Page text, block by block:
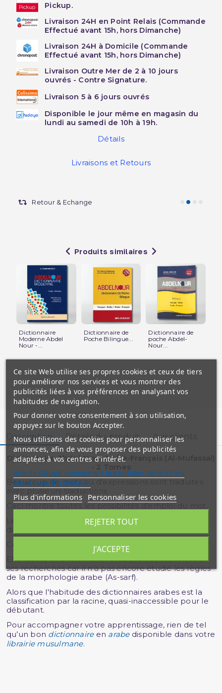
Pickup.
Livraison 24H en Point Relais (Commande
Effectué avant 15h, hors Dimanche)
Livraison 24H à Domicile (Commande
Effectué avant 15h, hors Dimanche)
Livraison Outre Mer de 2 à 10 jours
ouvrés - Contre Signature.
Livraison 5 à 6 jours ouvrés
Disponible le jour même en magasin du
lundi au samedi de 10h à 19h.
Détails
Livraisons et Retours
Retour & Echange
Produits similaires
Dictionnaire
Moderne Abdel
Nour -...
Dictionnaire de
Poche Bilingue...
Dictionnaire de
poche Abdel-
Nour...
Description Détails du produit Avis clients
Dictionnaire Abdel-Nour Arabe-Français (Al-Mufassal)
Beaucoup de mots ou d'expressions sont traduites
avec plusieurs traductions.
Le dictionnaire Abdelnour se démarque des autres
dictionnaires par sa classification.
Celle-ci est par ordre alphabétique.
Elle facilite énormément l'étudiant débutant lors de
ses recherches car il n'a pas encore étudié les règles
de la morphologie arabe (As-sarf).
Alors que l'habitude des dictionnaires arabes est la
classification par la racine, quasi-inaccessible pour le
débutant.
Pour accompagner votre apprentissage, rien de tel
qu’un bon dictionnaireen arabedisponible dans votre
librairie musulmane.
Ce site Web utilise ses propres cookies et ceux de tiers
pour améliorer nos services et vous montrer des
publicités liées à vos préférences en analysant vos
habitudes de navigation.
Pour donner votre consentement à son utilisation,
appuyez sur le bouton Accepter.
Nous utilisons des cookies pour personnaliser les
annonces, afin de vous proposer des publicités
adaptées à vos centres d'intérêt.
site de Google concernant la confidentialité et les
conditions d'utilisation
Plus d'informations Personnaliser les cookies
REJETER TOUT
J'ACCEPTE